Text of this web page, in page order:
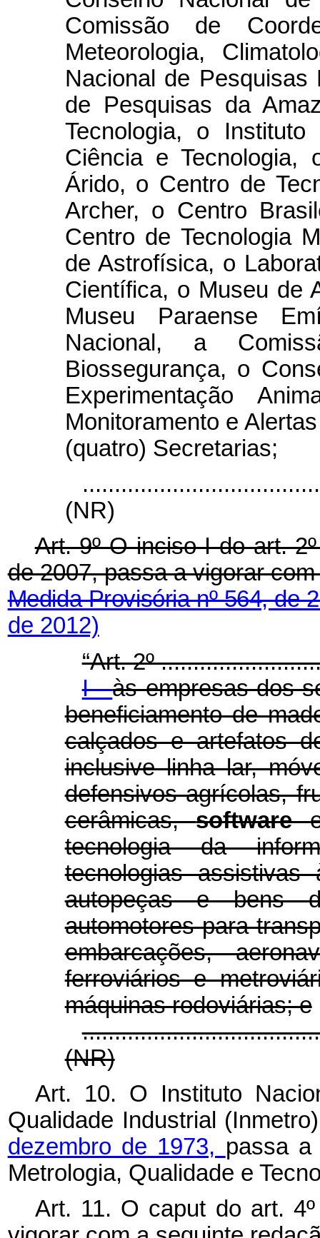
Comissão de
Meteorologia,
Nacional de
de Pesquisas da
Tecnologia, o
Ciência e Tecnologia,
Árido, o Centro de
Archer, o Centro
Centro de Tecnologia
de Astrofísica, o
Científica, o Museu de
Museu Paraense
Nacional, a
Biossegurança, o
Experimentação
Monitoramento e
(quatro) Secretarias;
(NR)
Art. 9º O inciso I do art.
de 2007, passa a vigorar
Medida Provisória nº 564, de
de 2012)
“Art. 2º
I -às empresas dos
beneficiamento de
calçados e artefatos
inclusive linha lar,
defensivos agrícolas,
cerâmicas,software
tecnologia da
tecnologias
autopeças e bens
automotores para
embarcações,
ferroviários e
máquinas rodoviárias; e
(NR)
Art. 10. O Instituto
Qualidade Industrial
dezembro de 1973, passa a
Metrologia, Qualidade e
Art. 11. O caput do art.